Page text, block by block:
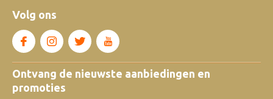
Volg ons
Ontvang de nieuwste aanbiedingen en
promoties